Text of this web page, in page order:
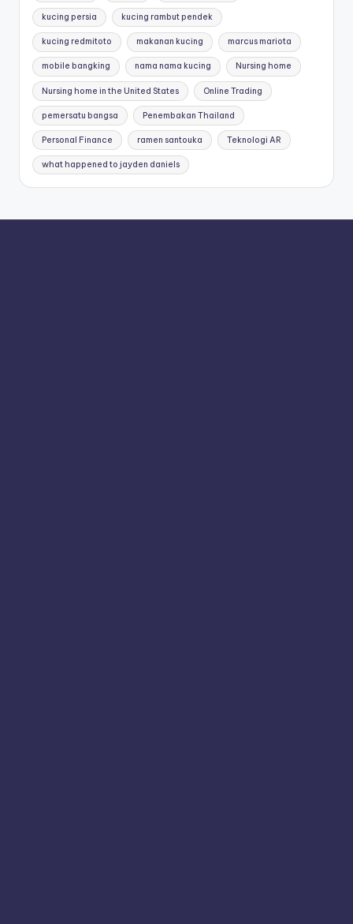
kucing persia kucing rambut pendek
kucing redmitoto makanan kucing marcus mariota
mobile bangking nama nama kucing Nursing home
Nursing home in the United States Online Trading
pemersatu bangsa Penembakan Thailand
Personal Finance ramen santouka Teknologi AR
what happened to jayden daniels